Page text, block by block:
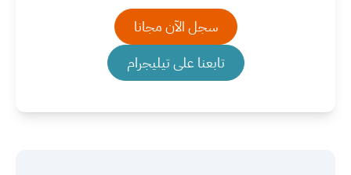
سجل الآن مجانا
تابعنا على تيليجرام